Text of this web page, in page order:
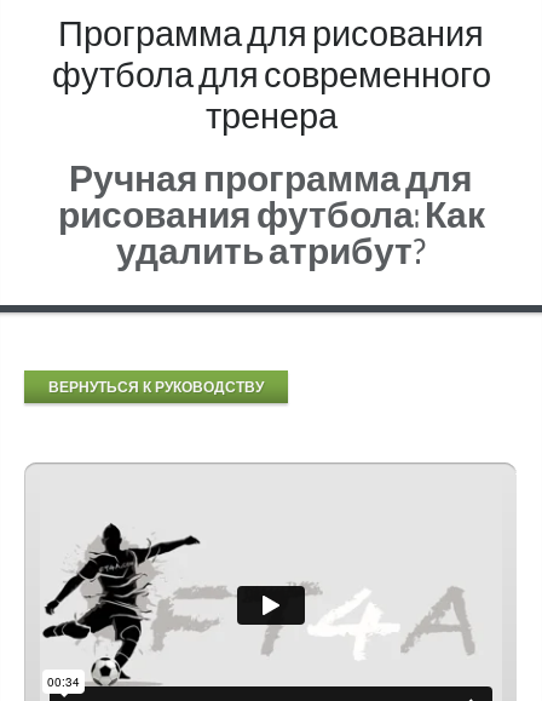
Программа для рисования
футбола для современного
тренера
Ручная программа для
рисования футбола: Как
удалить атрибут?
ВЕРНУТЬСЯ К РУКОВОДСТВУ